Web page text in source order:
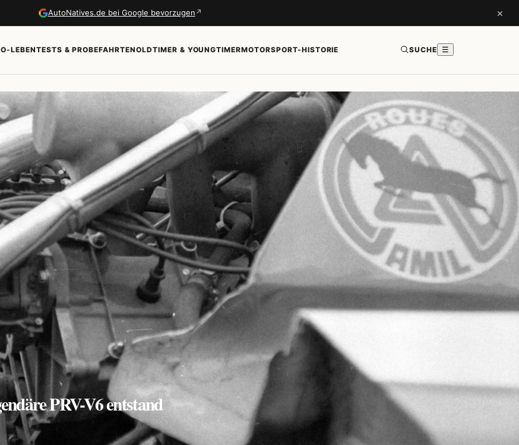
AutoNatives.de bei Google bevorzugen ↗ ×
LEBENTESTS & PROBEFAHRTENOLDTIMER & YOUNGTIMERMOTORSPORT-HISTORIE SUCHE ☰
PRV-V6 entstand